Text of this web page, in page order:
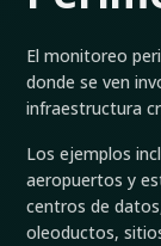
El monitoreo
donde se ven
infraestructura
Los ejemplos
aeropuertos y
centros de
oleoductos,